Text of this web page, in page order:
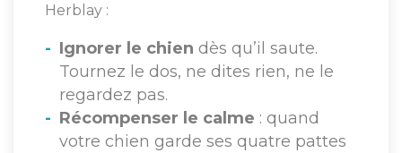
Herblay :
Ignorer le chien dès qu’il saute.
Tournez le dos, ne dites rien, ne le
regardez pas.
Récompenser le calme : quand
votre chien garde ses quatre pattes